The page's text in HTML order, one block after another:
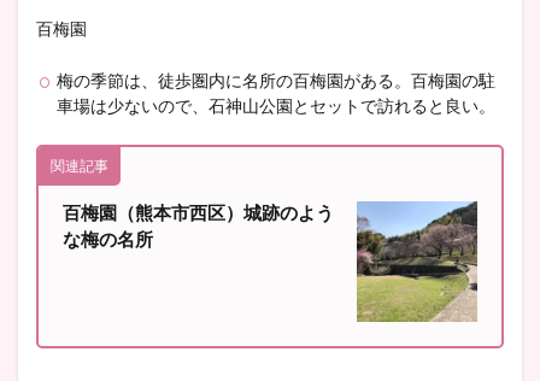
百梅園
梅の季節は、徒歩圏内に名所の百梅園がある。百梅園の駐
車場は少ないので、石神山公園とセットで訪れると良い。
関連記事
百梅園（熊本市西区）城跡のよう
な梅の名所